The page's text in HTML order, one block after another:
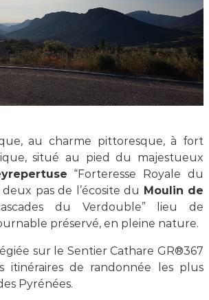
au charme pittoresque, à fort
situé au pied du majestueux
“Forteresse Royale du
pas de l’écosite du Moulin de
du Verdouble” lieu de
préservé, en pleine nature.
sur le Sentier Cathare GR®367
itinéraires de randonnée les plus
Pyrénées.